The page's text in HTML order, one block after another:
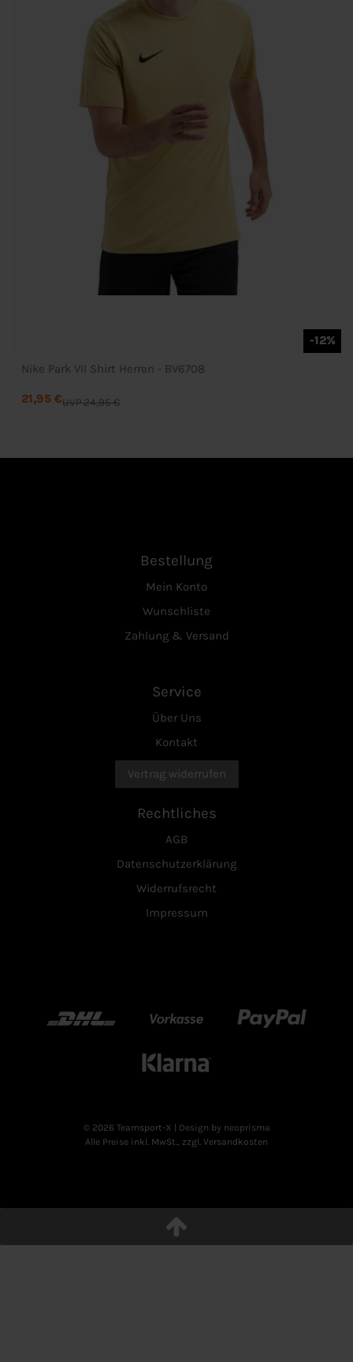
-12%
Nike Park VII Shirt Herren - BV6708
UVP 24,95 €
21,95 €
Bestellung
Mein Konto
Wunschliste
Zahlung & Versand
Service
Über Uns
Kontakt
Vertrag widerrufen
Rechtliches
AGB
Datenschutzerklärung
Widerrufsrecht
Impressum
DHL Vorkasse Paypal
Klarn
© 2026 Teamsport-X
| Design by neoprisma
Alle Preise inkl. MwSt., zzgl. Versandkosten